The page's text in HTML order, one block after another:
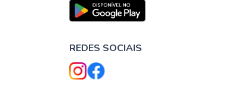
REDES SOCIAIS